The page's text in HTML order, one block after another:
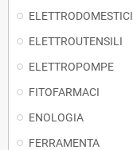
ELETTRODOMESTICI
ELETTROUTENSILI
ELETTROPOMPE
FITOFARMACI
ENOLOGIA
FERRAMENTA